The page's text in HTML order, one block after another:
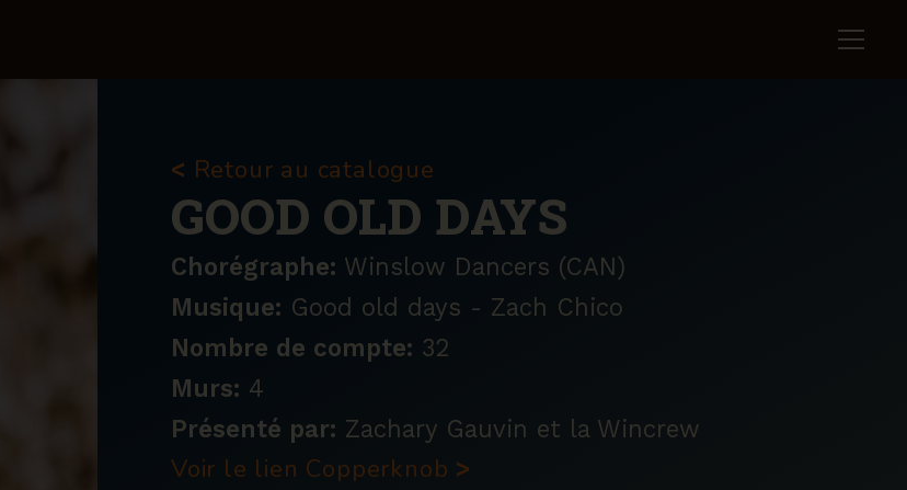
< Retour au catalogue
GOOD OLD DAYS
Chorégraphe: Winslow Dancers (CAN)
Musique: Good old days - Zach Chico
Nombre de compte: 32
Murs: 4
Présenté par: Zachary Gauvin et la Wincrew
Voir le lien Copperknob >